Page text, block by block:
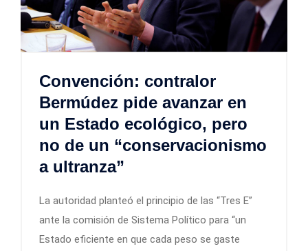
Convención: contralor
Bermúdez pide avanzar en
un Estado ecológico, pero
no de un “conservacionismo
a ultranza”
La autoridad planteó el principio de las “Tres E”
ante la comisión de Sistema Político para “un
Estado eficiente en que cada peso se gaste